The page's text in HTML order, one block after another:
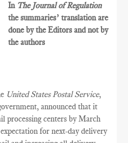
In The Journal of Regulation
the summaries’ translation are
done by the Editors and not by
the authors
United States Postal Service,
announced that it
processing centers by March
for next-day delivery